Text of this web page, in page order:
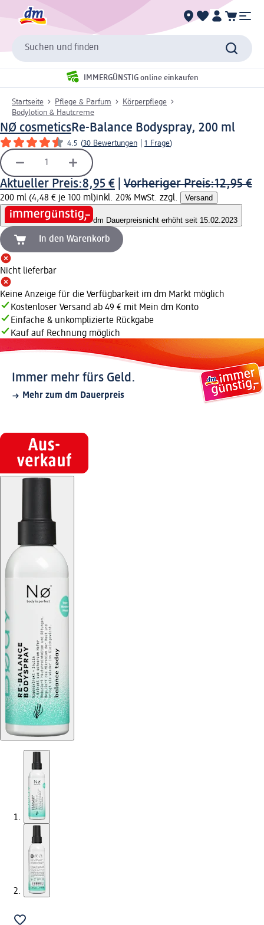
Suchen und finden
IMMERGÜNSTIG online einkaufen
Startseite Pflege & Parfum
Körperpflege
Bodylotion & Hautcreme
NØ cosmeticsRe-Balance Bodyspray, 200 ml
4.5 (30 Bewertungen 1 Frage)
Aktueller Preis:8,95 € Vorheriger Preis:12,95 €
200 ml (4,48 € je 100 ml)inkl. 20% MwSt. zzgl. Versand
dm Dauerpreisnicht erhöht seit 15.02.2023
In den Warenkorb
Nicht lieferbar
Keine Anzeige für die Verfügbarkeit im dm Markt möglich
Kostenloser Versand ab 49 € mit Mein dm Konto
Einfache & unkomplizierte Rückgabe
Kauf auf Rechnung möglich
Immer mehr fürs Geld.
Mehr zum dm Dauerpreis